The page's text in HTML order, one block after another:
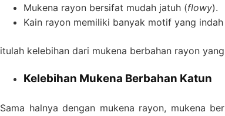
Mukena rayon bersifat mudah jatuh (flowy).
Kain rayon memiliki banyak motif yang
itulah kelebihan dari mukena berbahan rayon
Kelebihan Mukena Berbahan Katun
Sama halnya dengan mukena rayon, mukena